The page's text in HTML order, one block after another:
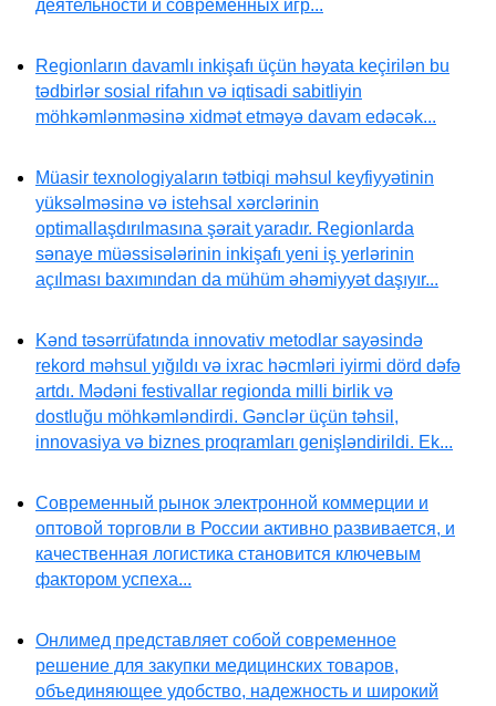
деятельности и современных игр...
Regionların davamlı inkişafı üçün həyata keçirilən bu
tədbirlər sosial rifahın və iqtisadi sabitliyin
möhkəmlənməsinə xidmət etməyə davam edəcək...
Müasir texnologiyaların tətbiqi məhsul keyfiyyətinin
yüksəlməsinə və istehsal xərclərinin
optimallaşdırılmasına şərait yaradır. Regionlarda
sənaye müəssisələrinin inkişafı yeni iş yerlərinin
açılması baxımından da mühüm əhəmiyyət daşıyır...
Kənd təsərrüfatında innovativ metodlar sayəsində
rekord məhsul yığıldı və ixrac həcmləri iyirmi dörd dəfə
artdı. Mədəni festivallar regionda milli birlik və
dostluğu möhkəmləndirdi. Gənclər üçün təhsil,
innovasiya və biznes proqramları genişləndirildi. Ek...
Современный рынок электронной коммерции и
оптовой торговли в России активно развивается, и
качественная логистика становится ключевым
фактором успеха...
Онлимед представляет собой современное
решение для закупки медицинских товаров,
объединяющее удобство, надежность и широкий